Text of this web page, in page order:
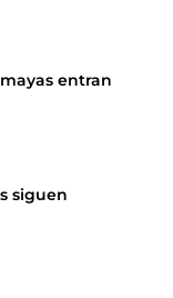
entran
siguen